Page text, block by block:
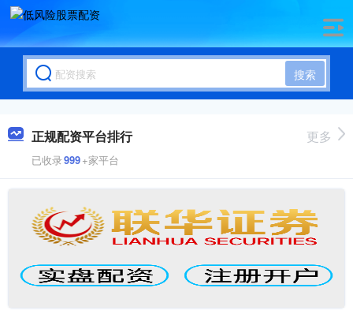
搜索
正规配资平台排行
已收录999+家平台
更多